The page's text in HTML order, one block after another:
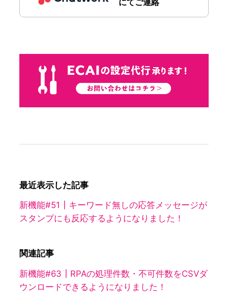
にてご連絡
最近表示した記事
新機能#51┃キーワード無しの応答メッセージが
スタンプにも反応するようになりました！
関連記事
新機能#63┃RPAの処理件数・不可件数をCSVダ
ウンロードできるようになりました！